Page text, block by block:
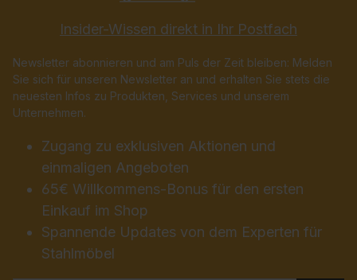
Insider-Wissen direkt in Ihr Postfach
Newsletter abonnieren und am Puls der Zeit bleiben: Melden
Sie sich für unseren Newsletter an und erhalten Sie stets die
neuesten Infos zu Produkten, Services und unserem
Unternehmen.
Zugang zu exklusiven Aktionen und
einmaligen Angeboten
65€ Willkommens-Bonus für den ersten
Einkauf im Shop
Spannende Updates von dem Experten für
Stahlmöbel